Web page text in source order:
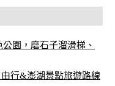
園，磨石子溜滑梯、
行&澎湖景點旅遊路線